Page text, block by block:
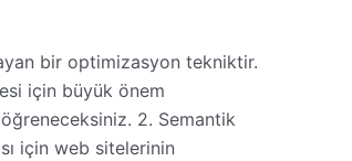
bir optimizasyon tekniktir.
için büyük önem
öğreneceksiniz. 2. Semantik
için web sitelerinin